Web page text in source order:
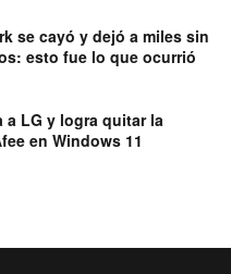
se cayó y dejó a miles sin
esto fue lo que ocurrió
LG y logra quitar la
en Windows 11